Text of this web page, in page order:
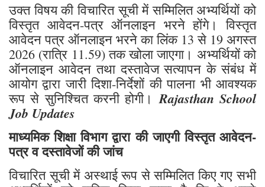
उक्त विषय की विचारित सूची में सम्मिलित अभ्यर्थियों को
विस्तृत आवेदन-पत्र ऑनलाइन भरने होंगे। विस्तृत
आवेदन पत्र ऑनलाइन भरने का लिंक 13 से 19 अगस्त
2026 (रात्रि 11.59) तक खोला जाएगा। अभ्यर्थियों को
ऑनलाइन आवेदन तथा दस्तावेज सत्यापन के संबंध में
आयोग द्वारा जारी दिशा-निर्देशों की पालना भी आवश्यक
रूप से सुनिश्चित करनी होगी। Rajasthan School
Job Updates
माध्यमिक शिक्षा विभाग द्वारा की जाएगी विस्तृत आवेदन-
पत्र व दस्तावेजों की जांच
विचारित सूची में अस्थाई रूप से सम्मिलित किए गए सभी